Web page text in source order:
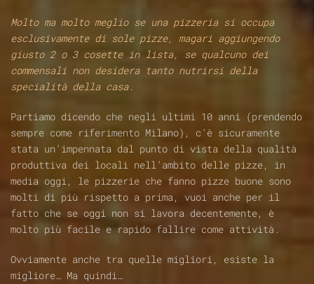
Molto ma molto meglio se una pizzeria si occupa
esclusivamente di sole pizze, magari aggiungendo
giusto 2 o 3 cosette in lista, se qualcuno dei
commensali non desidera tanto nutrirsi della
specialità della casa.
Partiamo dicendo che negli ultimi 10 anni (prendendo
sempre come riferimento Milano), c’è sicuramente
stata un’impennata dal punto di vista della qualità
produttiva dei locali nell’ambito delle pizze, in
media oggi, le pizzerie che fanno pizze buone sono
molti di più rispetto a prima, vuoi anche per il
fatto che se oggi non si lavora decentemente, è
molto più facile e rapido fallire come attività.
Ovviamente anche tra quelle migliori, esiste la
migliore… Ma quindi…